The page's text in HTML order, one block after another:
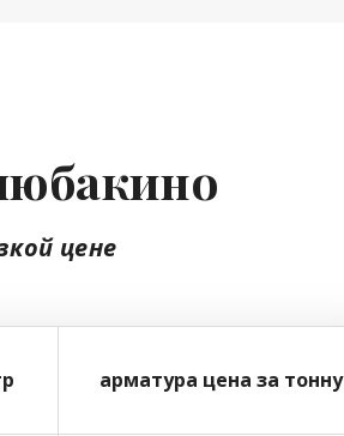
цене
арматура цена за тонну